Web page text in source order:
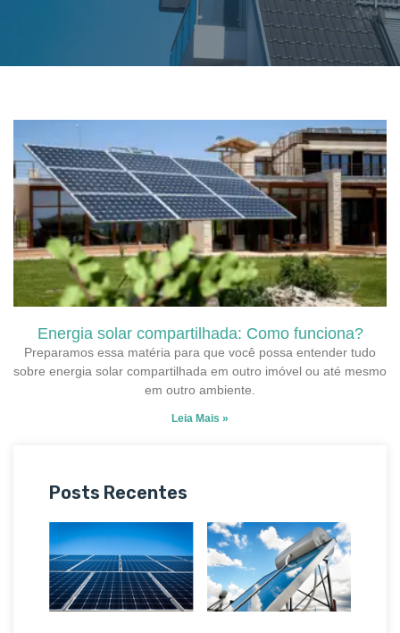
Posts Recentes
Energia solar compartilhada: Como funciona?
Preparamos essa matéria para que você possa entender tudo
sobre energia solar compartilhada em outro imóvel ou até mesmo
em outro ambiente.
Leia Mais »